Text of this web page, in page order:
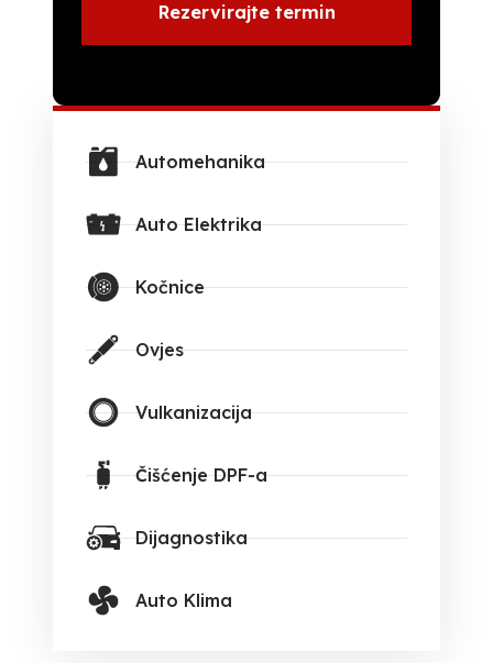
Rezervirajte termin
Automehanika
Auto Elektrika
Kočnice
Ovjes
Vulkanizacija
Čišćenje DPF-a
Dijagnostika
Auto Klima